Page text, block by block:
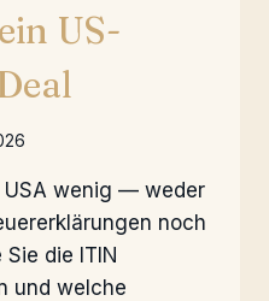
US-
USA wenig — weder
noch
die ITIN
und welche